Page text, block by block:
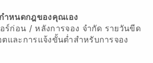
กำหนดกฎของคุณเอง
ร์ก่อน / หลังการจอง จำกัด รายวันขีด
และการแจ้งขั้นต่ำสำหรับการจอง